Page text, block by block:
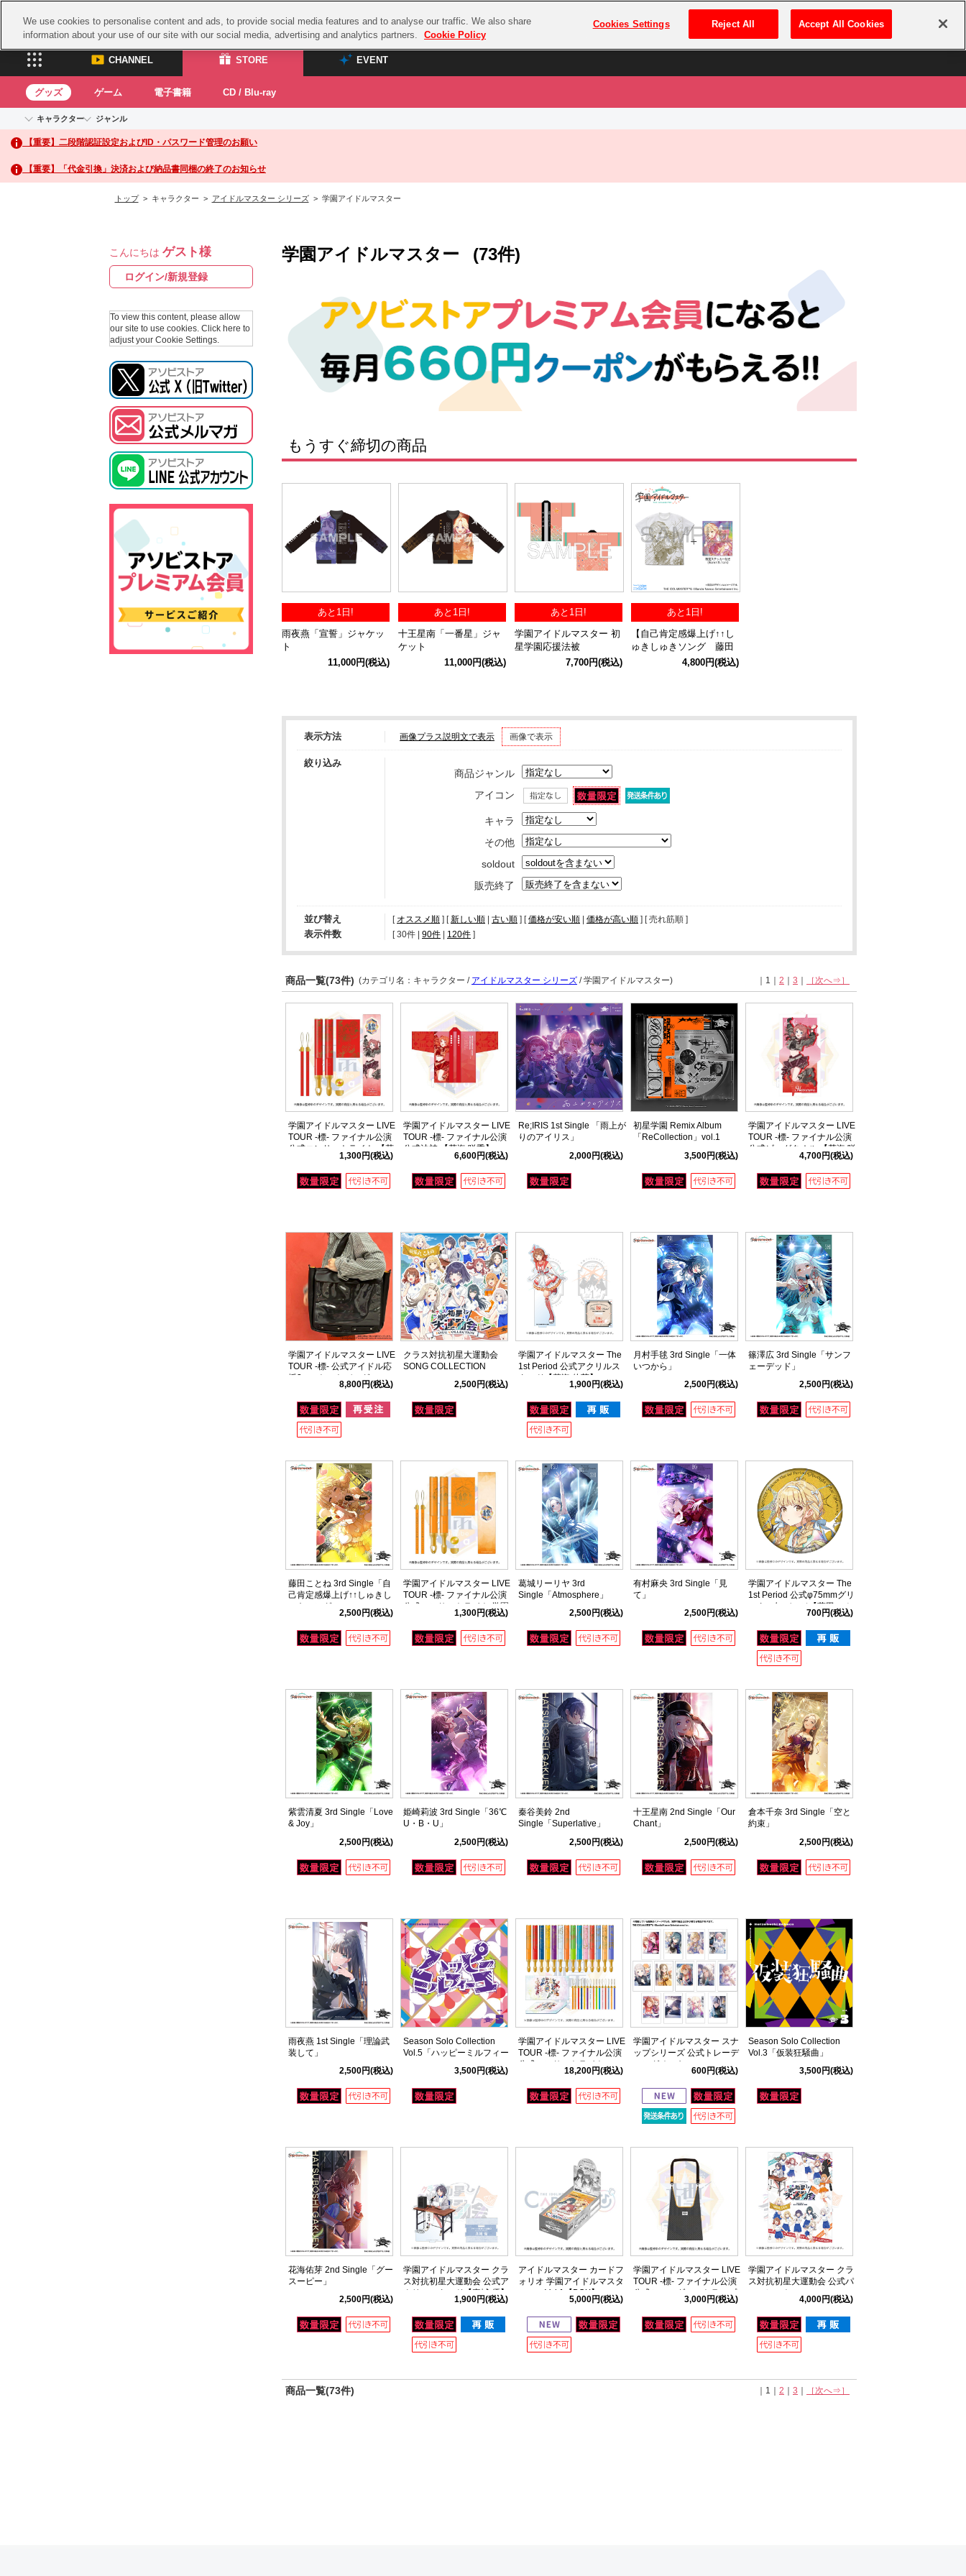
プレミアム会員とは ログイン・新規登録
CHANNEL STORE EVENT
CHANNEL
ASOBI CHANNEL TOP
STORE
ASOBI STORE TOP
グッズ
CD / Blu-ray
EVENT
ASOBI STAGE
グッズ ゲーム 電子書籍 CD / Blu-ray
キャラクター
アイドルマスターシリーズ
アイドルマスター
アイドルマスター シンデレラガールズ
アイドルマスター ミリオンライブ！
プロジェクトアイマス ヴイアライヴ
テイルズ オブ シリーズ
スサノオマジック
ドラゴンボール
ラブライブ！サンシャイン‼
アイドリッシュセブン
モフモフパレード
ジャンル
イベントグッズ
トイ・ホビー
【重要】二段階認証設定およびID・パスワード管理のお願い
【重要】「代金引換」決済および納品書同梱の終了のお知らせ
トップ> キャラクター > アイドルマスター シリーズ> 学園アイドルマスター
こんにちは ゲスト様
ログイン/新規登録
To view this content, please allow
our site to use cookies. Click here to
adjust your Cookie Settings.
学園アイドルマスター (73件)
もうすぐ締切の商品
あと1日!
雨夜燕「宣誓」ジャケッ
ト
11,000円(税込)
あと1日!
十王星南「一番星」ジャ
ケット
11,000円(税込)
あと1日!
学園アイドルマスター 初
星学園応援法被
7,700円(税込)
あと1日!
【自己肯定感爆上げ↑↑し
ゅきしゅきソング 藤田
ことね】オールプリント
4,800円(税込)
表示方法 画像プラス説明文で表示 画像で表示
絞り込み
商品ジャンル
アイコン
キャラ
その他
soldout
販売終了
並び替え [ オススメ順 ] [新しい順 古い順 ] [価格が安い順 価格が高い順 ] [ 売れ筋順 ]
表示件数 [ 30件 90件 120件 ]
商品一覧(73件) ｜1｜ 2 3 ［次へ⇒］
(カテゴリ名：キャラクター / アイドルマスター シリーズ / 学園アイドルマスター)
学園アイドルマスター LIVE
TOUR -標- ファイナル公演
公式コンサートライト 【花
1,300円(税込)
学園アイドルマスター LIVE
TOUR -標- ファイナル公演
公式法被 【花海 咲季】
6,600円(税込)
Re;IRIS 1st Single 「雨上が
りのアイリス」
2,000円(税込)
初星学園 Remix Album
「ReCollection」vol.1
3,500円(税込)
学園アイドルマスター LIVE
TOUR -標- ファイナル公演
公式ビッグタオル 【花海 咲
4,700円(税込)
学園アイドルマスター LIVE
TOUR -標- 公式アイドル応
援3wayトートバッグ
8,800円(税込)
クラス対抗初星大運動会
SONG COLLECTION
2,500円(税込)
学園アイドルマスター The
1st Period 公式アクリルス
タンド【花海 佑芽】
1,900円(税込)
月村手毬 3rd Single「一体
いつから」
2,500円(税込)
篠澤広 3rd Single「サンフ
ェーデッド」
2,500円(税込)
藤田ことね 3rd Single「自
己肯定感爆上げ↑↑しゅきし
ゅきソング」
2,500円(税込)
学園アイドルマスター LIVE
TOUR -標- ファイナル公演
公式コンサートライト 学園
アイドルマスター ver.
1,300円(税込)
葛城リーリヤ 3rd
Single「Atmosphere」
2,500円(税込)
有村麻央 3rd Single「見
て」
2,500円(税込)
学園アイドルマスター The
1st Period 公式φ75mmグリ
ッター缶バッジ【藤田 こと
700円(税込)
紫雲清夏 3rd Single「Love
& Joy」
2,500円(税込)
姫崎莉波 3rd Single「36℃
U・B・U」
2,500円(税込)
秦谷美鈴 2nd
Single「Superlative」
2,500円(税込)
十王星南 2nd Single「Our
Chant」
2,500円(税込)
倉本千奈 3rd Single「空と
約束」
2,500円(税込)
雨夜燕 1st Single「理論武
装して」
2,500円(税込)
Season Solo Collection
Vol.5「ハッピーミルフィー
3,500円(税込)
学園アイドルマスター LIVE
TOUR -標- ファイナル公演
公式コンサートライト コン
プリートセット18,200円(税込)
学園アイドルマスター スナ
ップシリーズ 公式トレーデ
ィングチェキ
600円(税込)
Season Solo Collection
Vol.3「仮装狂騒曲」
3,500円(税込)
花海佑芽 2nd Single「グー
スーピー」
2,500円(税込)
学園アイドルマスター クラ
ス対抗初星大運動会 公式ア
クリルスタンド【真城 優】
1,900円(税込)
アイドルマスター カードフ
ォリオ 学園アイドルマスタ
ー ver. Vol.1【BOX】
5,000円(税込)
学園アイドルマスター LIVE
TOUR -標- ファイナル公演
公式ショルダーストラップ
付きメッシュバッグ
3,000円(税込)
学園アイドルマスター クラ
ス対抗初星大運動会 公式パ
ンフレット
4,000円(税込)
商品一覧(73件) ｜1｜ 2 3 ［次へ⇒］
We use cookies to personalise content and ads, to provide social media features and to analyse our traffic. We also share
information about your use of our site with our social media, advertising and analytics partners.
Cookie Policy
Cookies Settings Reject All Accept All Cookies